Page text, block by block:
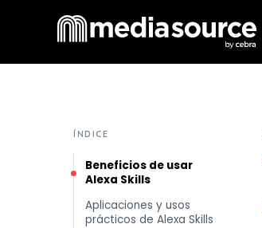
ÍNDICE
Beneficios de usar
Alexa Skills
Aplicaciones y usos
prácticos de Alexa Skills